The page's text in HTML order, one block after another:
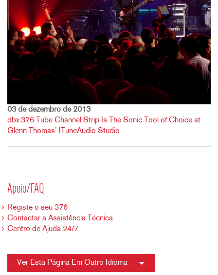
03 de dezembro de 2013
dbx 376 Tube Channel Strip Is The Sonic Tool of Choice at
Glenn Thomas’ ITuneAudio Studio
Apoio/FAQ
Registe o seu 376
Contactar a Assistência Técnica
Centro de Ajuda 24/7
Ver Esta Página Em Outro Idioma